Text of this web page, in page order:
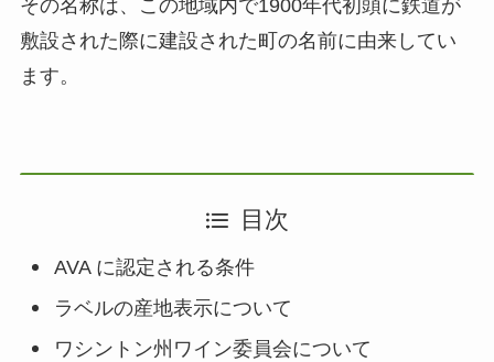
その名称は、この地域内で1900年代初頭に鉄道が
敷設された際に建設された町の名前に由来してい
ます。
目次
AVA に認定される条件
ラベルの産地表示について
ワシントン州ワイン委員会について